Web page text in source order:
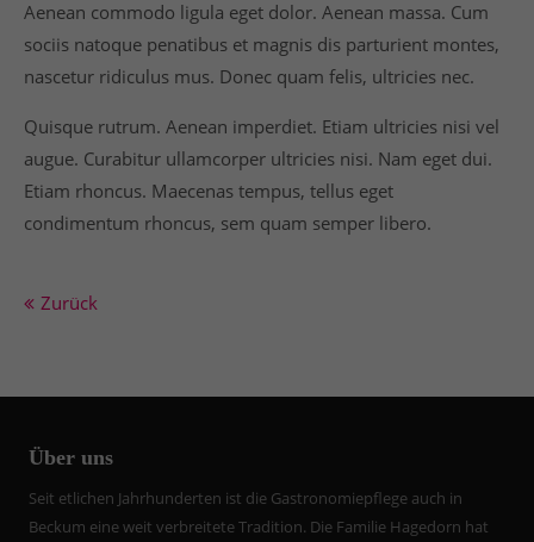
info@yourdomain.com
About us
Lorem ipsum dolor sit amet, consectetuer
adipiscing elit.
Aenean commodo ligula eget dolor. Aenean massa.
Cum sociis natoque penatibus et magnis dis
Aenean commodo ligula eget dolor. Aenean massa. Cum
sociis natoque penatibus et magnis dis parturient montes,
nascetur ridiculus mus. Donec quam felis, ultricies nec.
Quisque rutrum. Aenean imperdiet. Etiam ultricies nisi vel
augue. Curabitur ullamcorper ultricies nisi. Nam eget dui.
Etiam rhoncus. Maecenas tempus, tellus eget
condimentum rhoncus, sem quam semper libero.
Zurück
Über uns
Seit etlichen Jahrhunderten ist die Gastronomiepflege auch in
Beckum eine weit verbreitete Tradition. Die Familie Hagedorn hat